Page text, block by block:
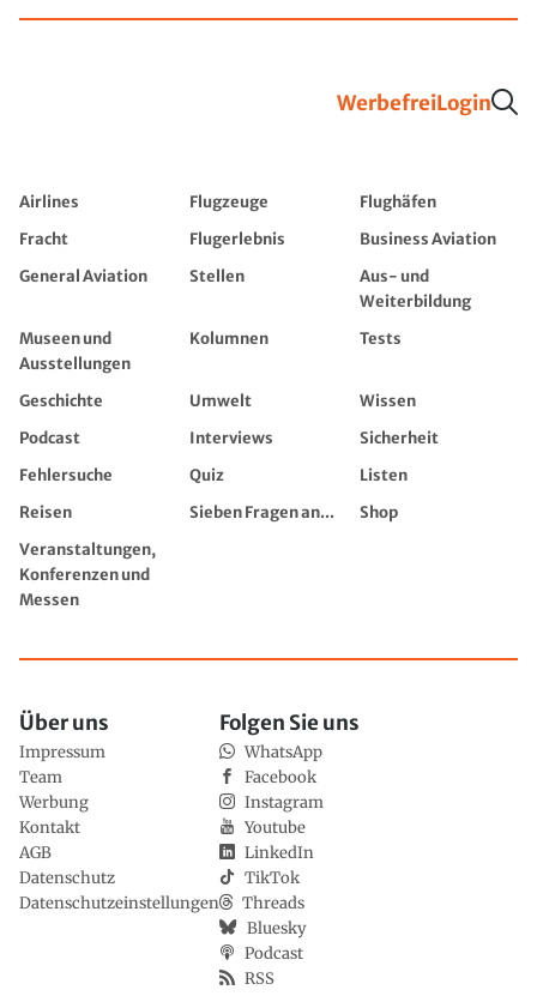
WerbefreiLogin
Airlines Flugzeuge
Flughäfen
Fracht
Flugerlebnis
Business Aviation
General Aviation
Stellen
Aus- und
Weiterbildung
Museen und
Ausstellungen
Kolumnen Tests
Geschichte Umwelt
Wissen
Podcast
Interviews
Sicherheit
Fehlersuche
Quiz
Listen
Reisen
Sieben Fragen an...
Shop
Veranstaltungen,
Konferenzen und
Messen
Über uns
Impressum
Team
Werbung
Kontakt
AGB
Datenschutz
Datenschutzeinstellungen
Folgen Sie uns
WhatsApp
Facebook
Instagram
Youtube
LinkedIn
TikTok
Threads
Bluesky
Podcast
RSS